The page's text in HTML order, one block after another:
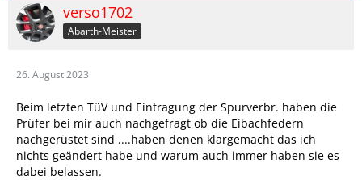
verso1702
Abarth-Meister
26. August 2023
Beim letzten TüV und Eintragung der Spurverbr. haben die
Prüfer bei mir auch nachgefragt ob die Eibachfedern
nachgerüstet sind ....haben denen klargemacht das ich
nichts geändert habe und warum auch immer haben sie es
dabei belassen.